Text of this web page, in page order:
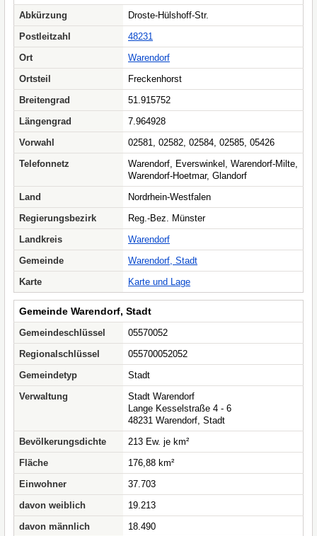
Abkürzung
Droste-Hülshoff-Str.
Postleitzahl
48231
Ort
Warendorf
Ortsteil
Freckenhorst
Breitengrad
51.915752
Längengrad
7.964928
Vorwahl
02581, 02582, 02584, 02585, 05426
Telefonnetz
Warendorf, Everswinkel, Warendorf-Milte,
Warendorf-Hoetmar, Glandorf
Land
Nordrhein-Westfalen
Regierungsbezirk
Reg.-Bez. Münster
Landkreis
Warendorf
Gemeinde
Warendorf, Stadt
Karte
Karte und Lage
Gemeinde Warendorf, Stadt
Gemeindeschlüssel
05570052
Regionalschlüssel
055700052052
Gemeindetyp
Stadt
Verwaltung
Stadt Warendorf
Lange Kesselstraße 4 - 6
48231 Warendorf, Stadt
Bevölkerungsdichte
213 Ew. je km²
Fläche
176,88 km²
Einwohner
37.703
davon weiblich
19.213
davon männlich
18.490